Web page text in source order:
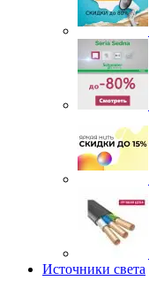
Источники света